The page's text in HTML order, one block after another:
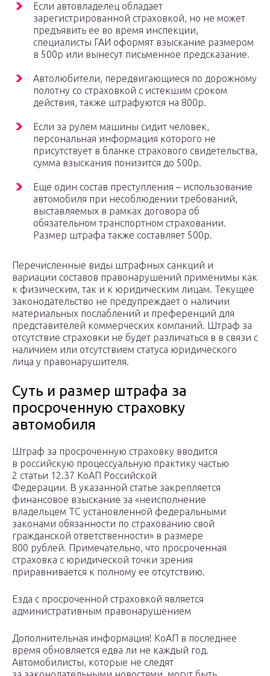
Если автовладелец обладает
зарегистрированной страховкой, но не может
предъявить ее во время инспекции,
специалисты ГАИ оформят взыскание размером
в 500р или вынесут письменное предсказание.
Автолюбители, передвигающиеся по дорожному
полотну со страховкой с истекшим сроком
действия, также штрафуются на 800р.
Если за рулем машины сидит человек,
персональная информация которого не
присутствует в бланке страхового свидетельства,
сумма взыскания понизится до 500р.
Еще один состав преступления – использование
автомобиля при несоблюдении требований,
выставляемых в рамках договора об
обязательном транспортном страховании.
Размер штрафа также составляет 500р.
Перечисленные виды штрафных санкций и
вариации составов правонарушений применимы как
к физическим, так и к юридическим лицам. Текущее
законодательство не предупреждает о наличии
материальных послаблений и преференций для
представителей коммерческих компаний. Штраф за
отсутствие страховки не будет различаться в в связи с
наличием или отсутствием статуса юридического
лица у правонарушителя.
Суть и размер штрафа за
просроченную страховку
автомобиля
Штраф за просроченную страховку вводится
в российскую процессуальную практику частью
2 статьи 12.37 КоАП Российской
Федерации. В указанной статье закрепляется
финансовое взыскание за «неисполнение
владельцем ТС установленной федеральными
законами обязанности по страхованию свой
гражданской ответственности» в размере
800 рублей. Примечательно, что просроченная
страховка с юридической точки зрения
приравнивается к полному ее отсутствию.
Езда с просроченной страховкой является
административным правонарушением
Дополнительная информация! КоАП в последнее
время обновляется едва ли не каждый год.
Автомобилисты, которые не следят